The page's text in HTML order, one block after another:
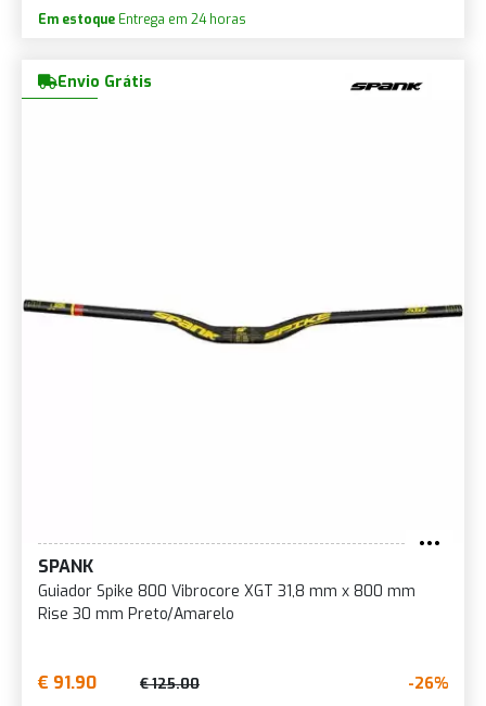
Em estoque Entrega em 24 horas
Envio Grátis
SPANK
Guiador Spike 800 Vibrocore XGT 31,8 mm x 800 mm
Rise 30 mm Preto/Amarelo
€ 91.90 € 125.00 -26%